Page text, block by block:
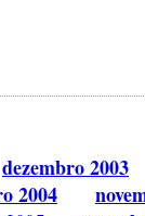
dezembro 2003
2004